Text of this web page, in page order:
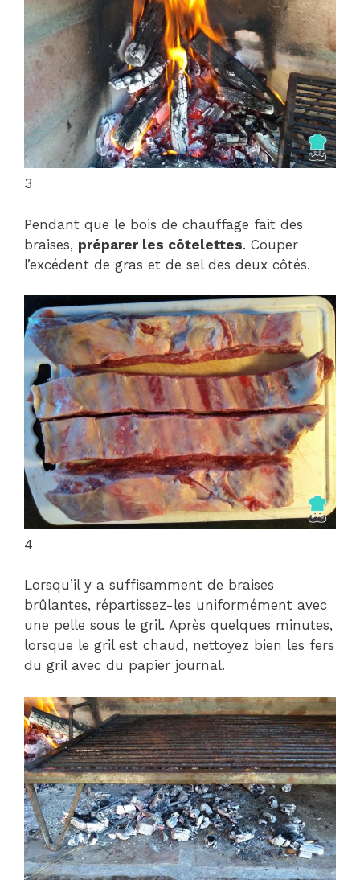
3
Pendant que le bois de chauffage fait des
braises, préparer les côtelettes. Couper
l’excédent de gras et de sel des deux côtés.
4
Lorsqu’il y a suffisamment de braises
brûlantes, répartissez-les uniformément avec
une pelle sous le gril. Après quelques minutes,
lorsque le gril est chaud, nettoyez bien les fers
du gril avec du papier journal.